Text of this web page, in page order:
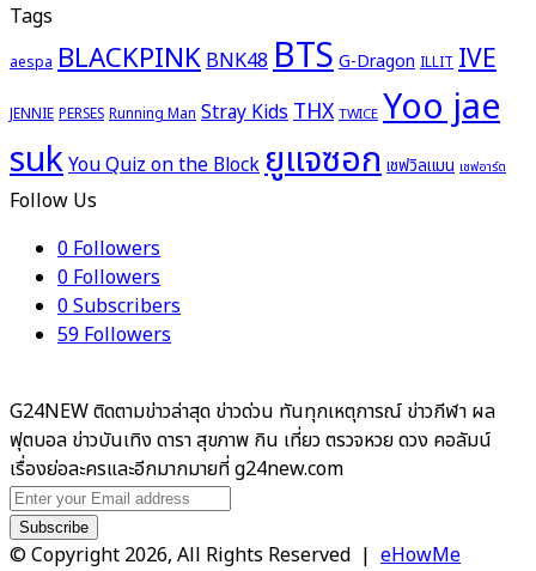
Tags
aespa BLACKPINKBNK48BTSG-Dragon ILLIT IVE
JENNIE PERSES Running Man Stray KidsTHX TWICE Yoo jae
sukYou Quiz on the Blockยูแจซอก เชฟวิลแมน เชฟอาร์ต
Follow Us
0Followers
0Followers
0Subscribers
59Followers
G24NEW ติดตามข่าวล่าสุด ข่าวด่วน ทันทุกเหตุการณ์ ข่าวกีฬา ผล
ฟุตบอล ข่าวบันเทิง ดารา สุขภาพ กิน เที่ยว ตรวจหวย ดวง คอลัมน์
เรื่องย่อละครและอีกมากมายที่ g24new.com
Enter
your
Email
© Copyright 2026, All Rights Reserved | eHowMe